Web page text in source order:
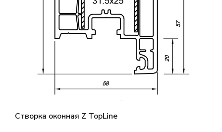
Створка оконная Z TopLine